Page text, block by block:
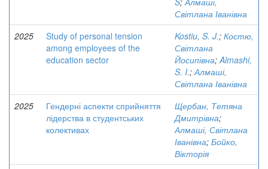
Світлана Іванівна
2025
Study of personal tension
among employees of the
education sector
Kostiu, S. J.; Костю,
Світлана
Йосипівна;Almashi,
S. I.;Алмаші,
Світлана Іванівна
2025
Гендерні аспекти сприйняття
лідерства в студентських
колективах
Щербан, Тетяна
Дмитрівна;
Алмаші, Світлана
Іванівна; Бойко,
Вікторія